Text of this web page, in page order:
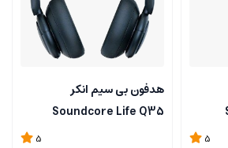
5
هدفون بی سیم انکر
Soundcore Life Q35
5